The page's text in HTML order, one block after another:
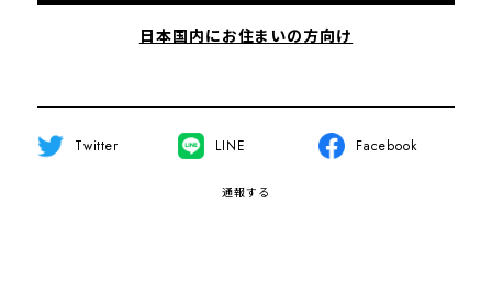
日本国内にお住まいの方向け
Twitter LINE Facebook
通報する